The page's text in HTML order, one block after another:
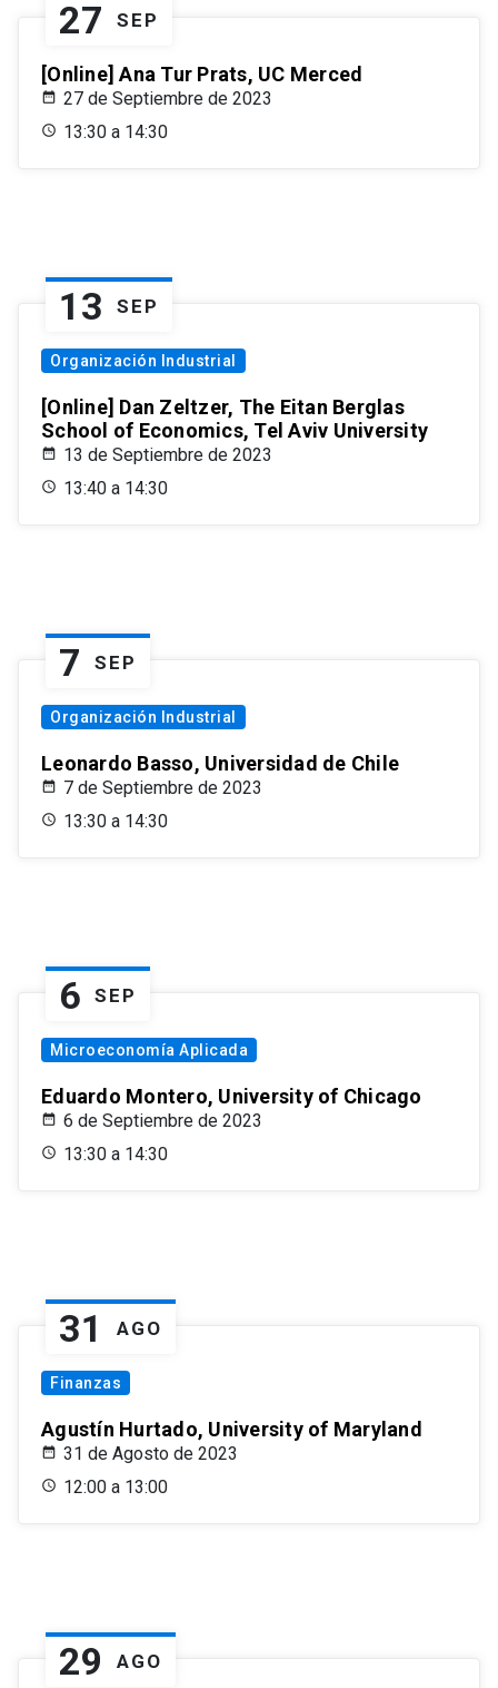
27 SEP
[Online] Ana Tur Prats, UC Merced
27 de Septiembre de 2023
13:30 a 14:30
13 SEP
Organización Industrial
[Online] Dan Zeltzer, The Eitan Berglas
School of Economics, Tel Aviv University
13 de Septiembre de 2023
13:40 a 14:30
7 SEP
Organización Industrial
Leonardo Basso, Universidad de Chile
7 de Septiembre de 2023
13:30 a 14:30
6 SEP
Microeconomía Aplicada
Eduardo Montero, University of Chicago
6 de Septiembre de 2023
13:30 a 14:30
31 AGO
Finanzas
Agustín Hurtado, University of Maryland
31 de Agosto de 2023
12:00 a 13:00
29 AGO